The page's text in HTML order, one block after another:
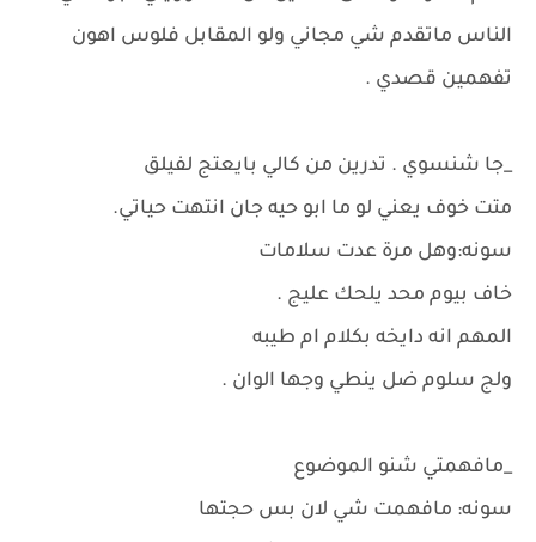
الناس ماتقدم شي مجاني ولو المقابل فلوس اهون
تفهمين قصدي .
_جا شنسوي . تدرين من كالي بايعتج لفيلق
متت خوف يعني لو ما ابو حيه جان انتهت حياتي.
سونه:وهل مرة عدت سلامات
خاف بيوم محد يلحك عليج .
المهم انه دايخه بكلام ام طيبه
ولج سلوم ضل ينطي وجها الوان .
_مافهمتي شنو الموضوع
سونه: مافهمت شي لان بس حجتها